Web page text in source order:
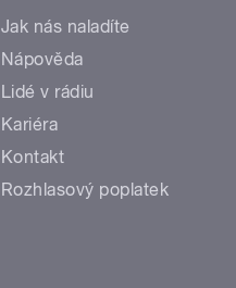
Jak nás naladíte
Nápověda
Lidé v rádiu
Kariéra
Kontakt
Rozhlasový poplatek